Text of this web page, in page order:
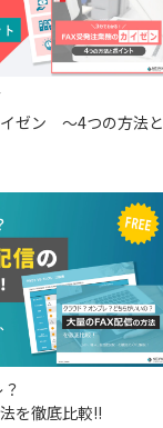
イゼン ～4つの方法と
を徹底比較!!